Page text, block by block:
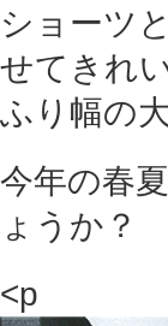
ショーツ
せてきれ
ふり幅の
今年の春
ょうか？
<p